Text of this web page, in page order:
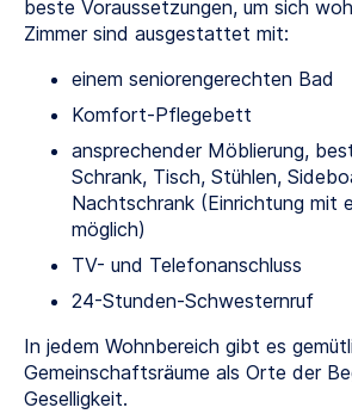
beste Voraussetzungen, um sich
Zimmer sind ausgestattet mit:
einem seniorengerechten Bad
Komfort-Pflegebett
ansprechender Möblierung,
Schrank, Tisch, Stühlen,
Nachtschrank (Einrichtung mit
möglich)
TV- und Telefonanschluss
24-Stunden-Schwesternruf
In jedem Wohnbereich gibt es
Gemeinschaftsräume als Orte der
Geselligkeit.